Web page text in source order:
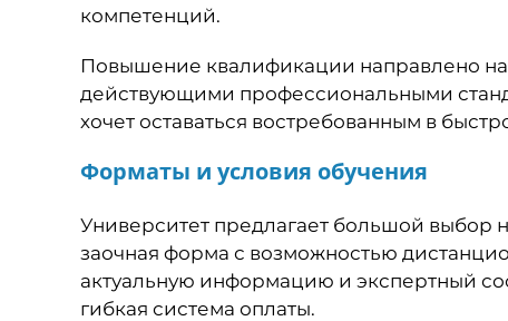
компетенций.
Повышение квалификации направлено на
действующими профессиональными
хочет оставаться востребованным в
Форматы и условия обучения
Университет предлагает большой выбор
заочная форма с возможностью
актуальную информацию и экспертный
гибкая система оплаты.